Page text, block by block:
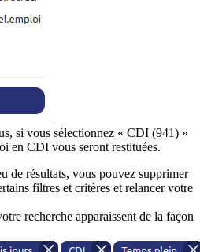
si vous sélectionnez « CDI (941) »
en CDI vous seront restituées.
de résultats, vous pouvez supprimer
filtres et critères et relancer votre
recherche apparaissent de la façon